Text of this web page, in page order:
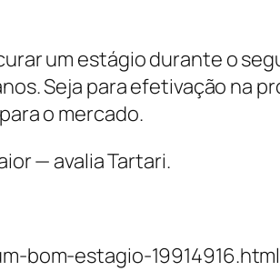
um estágio durante o
Seja para efetivação na
o mercado.
— avalia Tartari.
bom-estagio-19914916.html